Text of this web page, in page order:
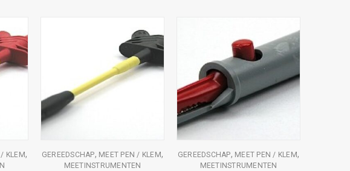
KLEM, GEREEDSCHAP, MEET PEN / KLEM,
MEETINSTRUMENTEN
GEREEDSCHAP, MEET PEN / KLEM,
MEETINSTRUMENTEN